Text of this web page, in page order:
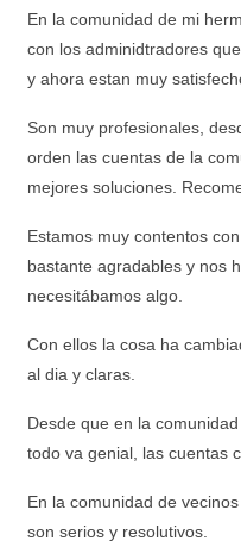
En la comunidad de mi
con los adminidtradores
y ahora estan muy
Son muy profesionales,
orden las cuentas de la
mejores soluciones.
Estamos muy contentos
bastante agradables y nos
necesitábamos algo.
Con ellos la cosa ha
al dia y claras.
Desde que en la
todo va genial, las cuentas
En la comunidad de
son serios y resolutivos.